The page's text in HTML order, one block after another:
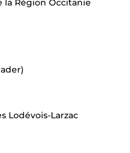
Région Occitanie
Lodévois-Larzac